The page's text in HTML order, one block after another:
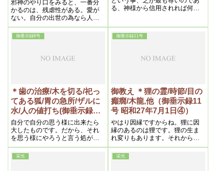
と浄霊の効き目が薄くなる
邪神のやり口をみると、一番分
かるのは、残虐性がある。愛が
ない。自分の出世の為なら人が
苦しんでも、命を取っても平気
なんです。邪神でないのは、そ
こに慈悲とか愛がありますか
る、神様から信用されれば何事
御垂示録8号
＊歯の治療/木を切る/祀っ
てある狐/胃の急所/ザルに
水/人の値打ち(御垂示録8
号 昭和27年3月1日⑦)
自分で自分の思う様に出来たら
大したものです。だから、それ
を思う様にやろうと言う処が人
生なんだから、それで良いんで
す。何も心配する事は要らない
んです。だから、神様の思し召
御垂示録11号
御教え ＊狸の霊/時節/目の
癲癇/木龍,他（御垂示録11
号 昭和27年7月1日④）
やはり因縁ですからね。狸に因
縁のあるのは狸です。狸の生ま
れ変りもあります。それから男
の霊が女に憑いて、その男に狸
が憑いている場合もあります
栄光 栄光